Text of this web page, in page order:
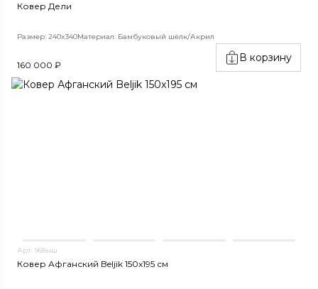
Ковер Дели
Размер: 240x340Материал: Бамбуковый шёлк/Акрил
160 000 ₽
В корзину
Арт. 968нш
Ковер Афганский Beljik 150x195 см